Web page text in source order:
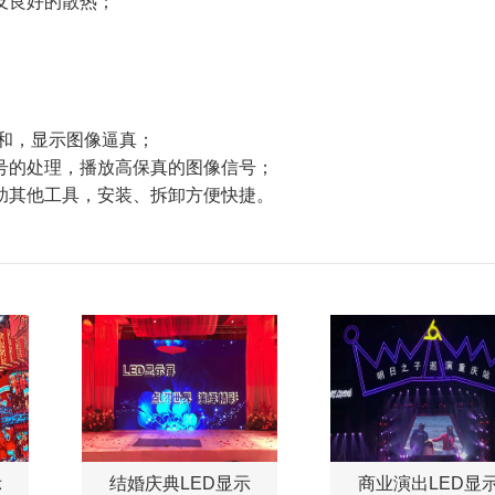
，显示图像逼真；
处理，播放高保真的图像信号；
他工具，安装、拆卸方便快捷。
典LED显示 商业演出LED显示 灯